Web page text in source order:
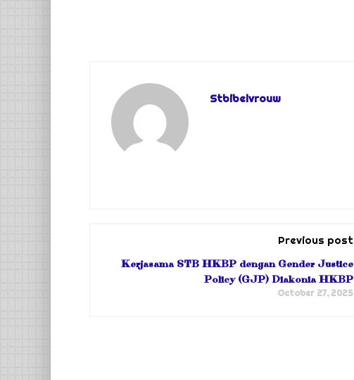
Stbibelvrouw
Previous post
Kerjasama STB HKBP dengan Gender Justice
Policy (GJP) Diakonia HKBP
October 27, 2025